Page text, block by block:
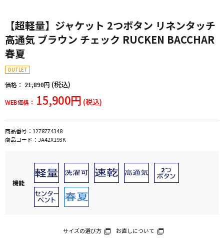
【超軽量】ジャケット 2つボタン リネンタッチ
高通気 ブラウン チェック RUCKEN BACCHAR
春夏
OUTLET
価格： 21,890円 (税込)
WEB価格： 15,900円 (税込)
商品番号： 1278774348
商品コード： JA42X193K
機能
サイズの選び方 お直しについて